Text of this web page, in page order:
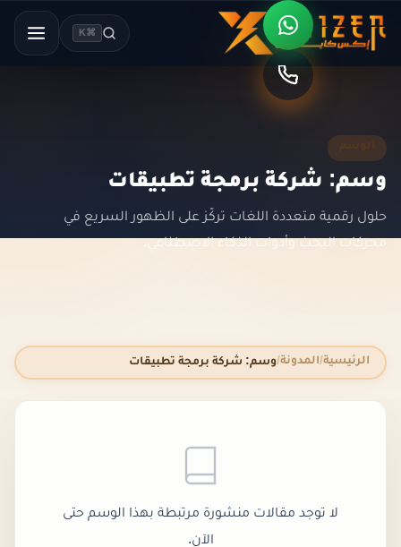
⌘K
وسم: شركة برمجة تطبيقات
حلول رقمية متعددة اللغات تركّز على الظهور السريع في
محركات البحث وأدوات الذكاء الاصطناعي.
الرئيسية المدونة وسم: شركة برمجة تطبيقات
لا توجد مقالات منشورة مرتبطة بهذا الوسم حتى
الآن.